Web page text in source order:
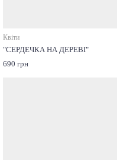
Квіти
"СЕРДЕЧКА НА ДЕРЕВІ"
690 грн